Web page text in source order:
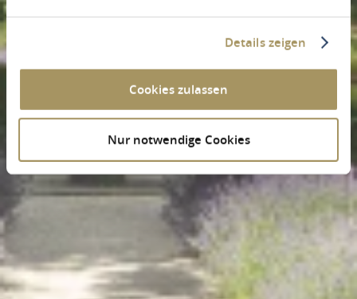
Details zeigen
Cookies zulassen
Nur notwendige Cookies